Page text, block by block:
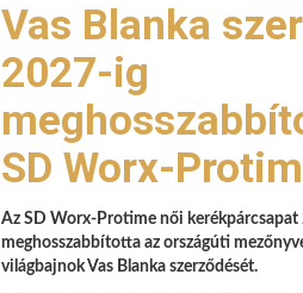
Vas Blanka
2027-ig
SD Worx-
Az SD Worx-Protime női kerékpárcsapat
meghosszabbította az országúti
világbajnok Vas Blanka szerződését.